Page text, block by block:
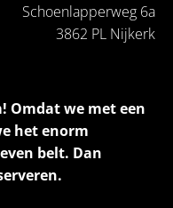
Schoenlapperweg 6a
3862 PL Nijkerk
Omdat we met een
het enorm
belt. Dan